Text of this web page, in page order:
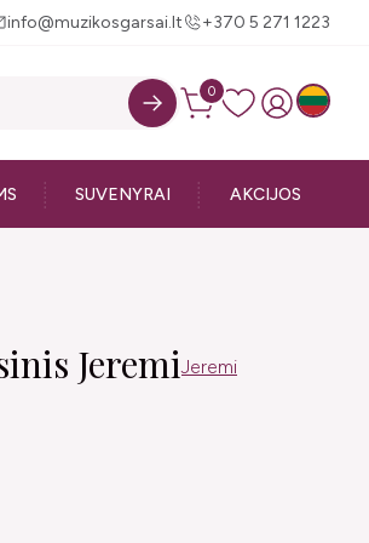
info@muzikosgarsai.lt +370 5 271 1223
0
SUVENYRAI AKCIJOS
JeremiJeremi